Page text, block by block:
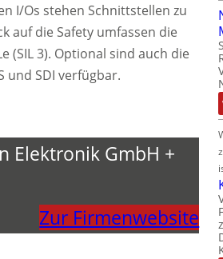
I/Os stehen Schnittstellen zu
auf die Safety umfassen die
(SIL 3). Optional sind auch die
und SDI verfügbar.
Elektronik GmbH +
Zur Firmenwebsite